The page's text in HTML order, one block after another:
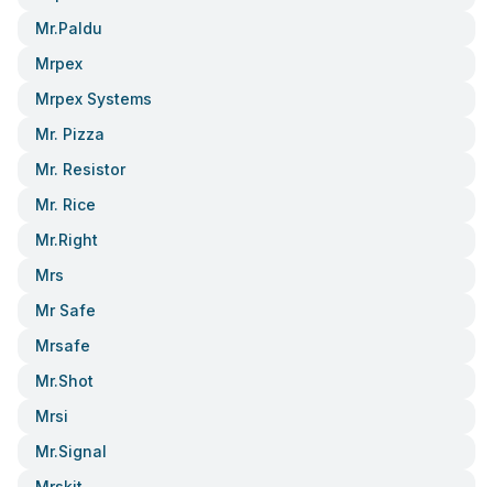
Mr.paldu
Mrpex
Mrpex Systems
Mr. Pizza
Mr. Resistor
Mr. Rice
Mr.right
Mrs
Mr Safe
Mrsafe
Mr.shot
Mrsi
Mr.signal